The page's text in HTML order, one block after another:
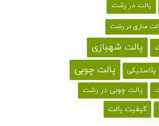
پالت در رشت
سازی در رشت
پالت شهبازی
پلاستیکی پالت چوبی
پالت چوبی در رشت
کیفیت پالت